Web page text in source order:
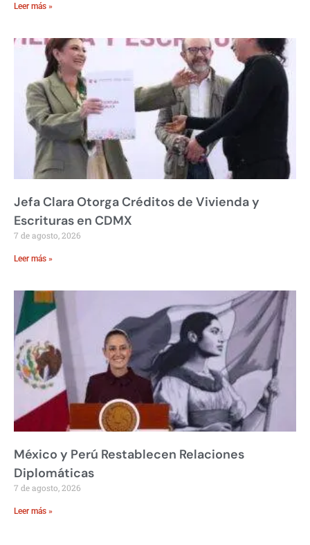
Leer más »
Jefa Clara Otorga Créditos de Vivienda y
Escrituras en CDMX
7 de agosto, 2026
Leer más »
México y Perú Restablecen Relaciones
Diplomáticas
7 de agosto, 2026
Leer más »